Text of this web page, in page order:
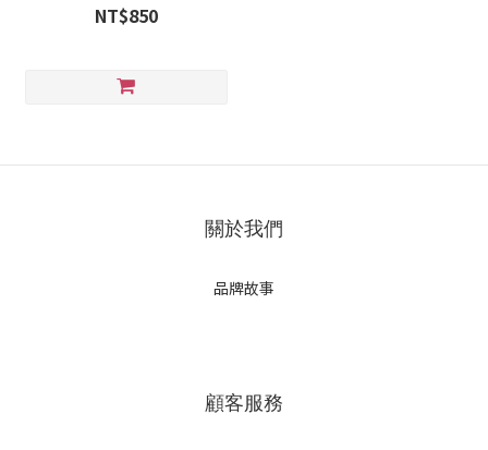
NT$850
關於我們
品牌故事
顧客服務